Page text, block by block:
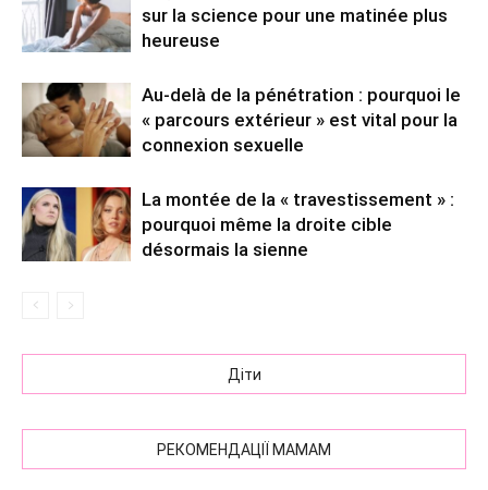
sur la science pour une matinée plus
heureuse
Au-delà de la pénétration : pourquoi le
« parcours extérieur » est vital pour la
connexion sexuelle
La montée de la « travestissement » :
pourquoi même la droite cible
désormais la sienne
Діти
РЕКОМЕНДАЦІЇ МАМАМ